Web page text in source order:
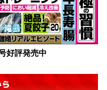
好評発売中